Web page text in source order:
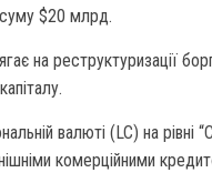
суму $20 млрд.
на реструктуризації
валюті (LC) на рівні
комерційними